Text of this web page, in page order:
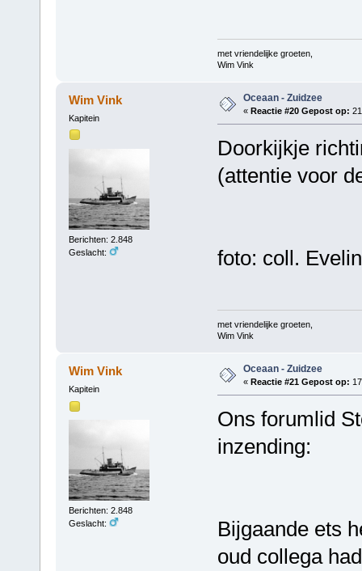
met vriendelijke groeten,
Wim Vink
Wim Vink
Kapitein
Berichten: 2.848
Geslacht:
Oceaan - Zuidzee
« Reactie #20 Gepost op:
Doorkijkje
(attentie voor
foto: coll.
met vriendelijke groeten,
Wim Vink
Wim Vink
Kapitein
Berichten: 2.848
Geslacht:
Oceaan - Zuidzee
« Reactie #21 Gepost op:
Ons forumlid
inzending:
Bijgaande ets
oud collega